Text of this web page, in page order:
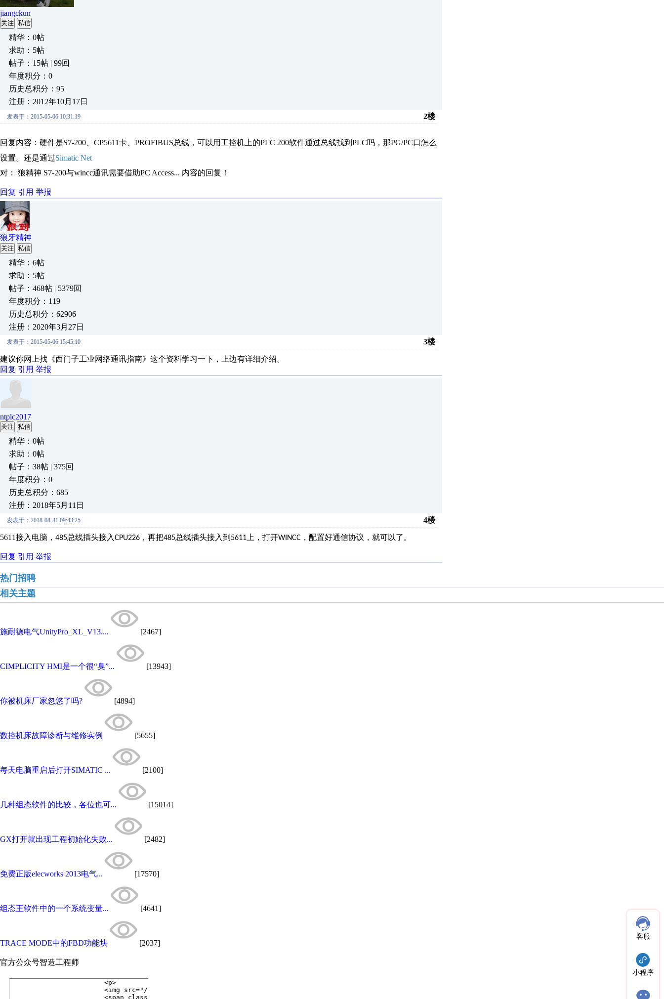
jiangckun
关注 私信
精华：0帖
求助：5帖
帖子：15帖 | 99回
年度积分：0
历史总积分：95
注册：2012年10月17日
发表于：2015-05-06 10:31:19 2楼
回复内容：硬件是S7-200、CP5611卡、PROFIBUS总线，可以用工控机上的PLC 200软件通过总线找到PLC吗，那PG/PC口怎么
设置。还是通过Simatic Net
对： 狼精神 S7-200与wincc通讯需要借助PC Access... 内容的回复！
回复 引用 举报
狼牙精神
关注 私信
精华：6帖
求助：5帖
帖子：468帖 | 5379回
年度积分：119
历史总积分：62906
注册：2020年3月27日
发表于：2015-05-06 15:45:10 3楼
建议你网上找《西门子工业网络通讯指南》这个资料学习一下，上边有详细介绍。
回复 引用 举报
ntplc2017
关注 私信
精华：0帖
求助：0帖
帖子：38帖 | 375回
年度积分：0
历史总积分：685
注册：2018年5月11日
发表于：2018-08-31 09:43:25 4楼
5611接入电脑， 485总线插头接入CPU226 ，再把485总线插头接入到 5611 上，打开WINCC ，配置好通信协议，就可以了。
回复 引用 举报
热门招聘
相关主题
施耐德电气UnityPro_XL_V13.... [2467]
CIMPLICITY HMI是一个很“臭”... [13943]
你被机床厂家忽悠了吗? [4894]
数控机床故障诊断与维修实例 [5655]
每天电脑重启后打开SIMATIC ... [2100]
几种组态软件的比较，各位也可... [15014]
GX打开就出现工程初始化失败... [2482]
免费正版elecworks 2013电气... [17570]
组态王软件中的一个系统变量... [4641]
TRACE MODE中的FBD功能块 [2037]
官方公众号智造工程师
客服
小程序